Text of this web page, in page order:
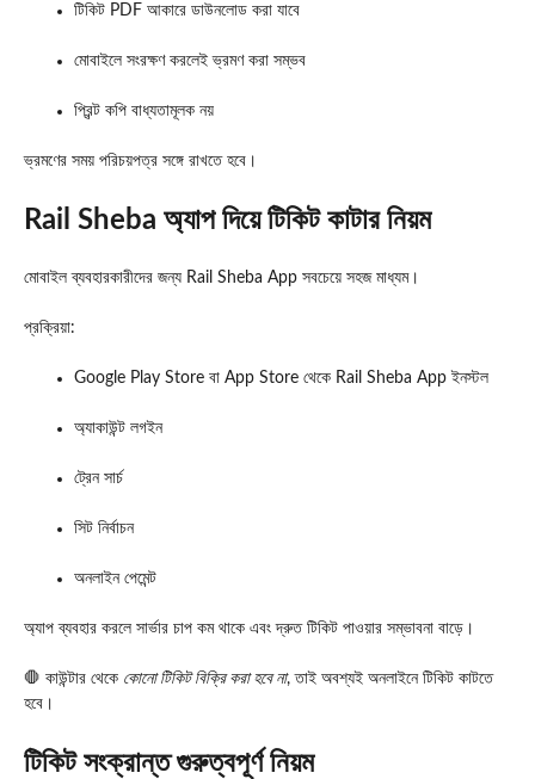
টিকিট PDF আকারে ডাউনলোড করা যাবে
মোবাইলে সংরক্ষণ করলেই ভ্রমণ করা সম্ভব
প্রিন্ট কপি বাধ্যতামূলক নয়
ভ্রমণের সময় পরিচয়পত্র সঙ্গে রাখতে হবে।
Rail Sheba অ্যাপ দিয়ে টিকিট কাটার নিয়ম
মোবাইল ব্যবহারকারীদের জন্য Rail Sheba App সবচেয়ে সহজ মাধ্যম।
প্রক্রিয়া:
Google Play Store বা App Store থেকে Rail Sheba App ইনস্টল
অ্যাকাউন্ট লগইন
ট্রেন সার্চ
সিট নির্বাচন
অনলাইন পেমেন্ট
অ্যাপ ব্যবহার করলে সার্ভার চাপ কম থাকে এবং দ্রুত টিকিট পাওয়ার সম্ভাবনা বাড়ে।
🛑 কাউন্টার থেকে কোনো টিকিট বিক্রি করা হবে না, তাই অবশ্যই অনলাইনে টিকিট কাটতে
হবে।
টিকিট সংক্রান্ত গুরুত্বপূর্ণ নিয়ম